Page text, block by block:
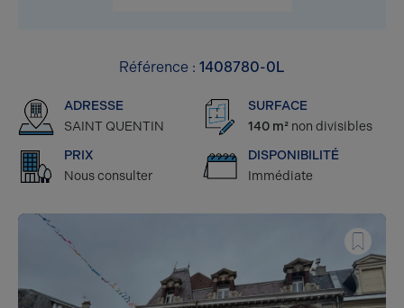
Référence : 1408780-0L
ADRESSE
SAINT QUENTIN
SURFACE
140 m² non divisibles
PRIX
Nous consulter
DISPONIBILITÉ
Immédiate